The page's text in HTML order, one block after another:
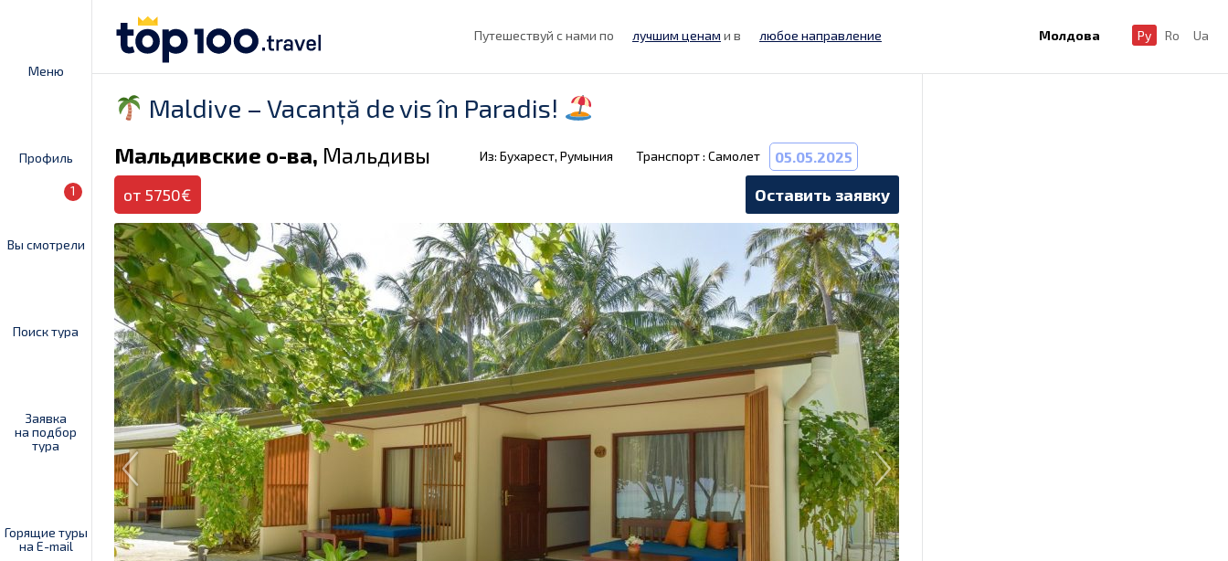
Меню
Профиль
Вы смотрели
1
Поиск тура
Заявка
на подбор
тура
Горящие туры
на E-mail
Путешествуй с нами по лучшим ценам и в любое направление Молдова Ру Ro Ua
Maldive – Vacanță de vis în Paradis!
Мальдивские о-ва, Мальдивы Из: Бухарест, Румыния Транспорт : Самолет 05.05.2025
от 5750€ Оставить заявку